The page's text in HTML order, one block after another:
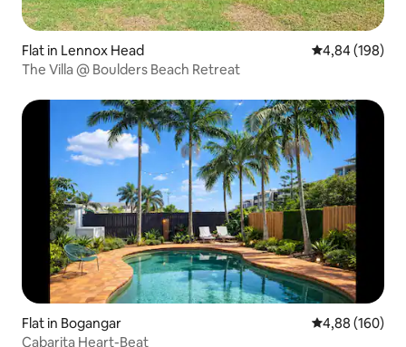
Flat in Lennox Head Gemiddelde
4,84 (198)
The Villa @ Boulders Beach Retreat
Flat in Bogangar Gemiddelde
4,88 (160)
Cabarita Heart-Beat